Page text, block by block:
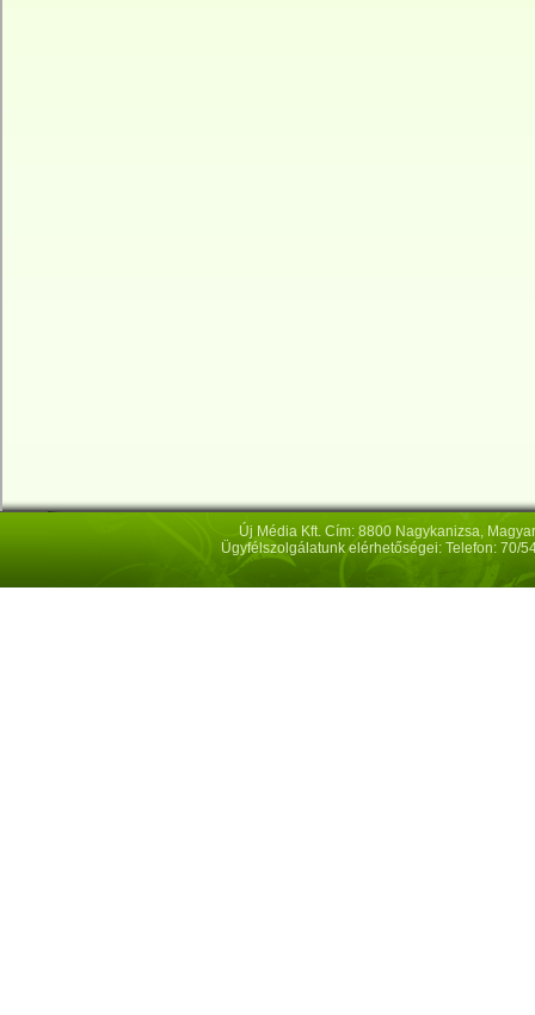
Új Média Kft. Cím: 8800 Nagykanizsa,
Ügyfélszolgálatunk elérhetőségei: Telefon: 70/